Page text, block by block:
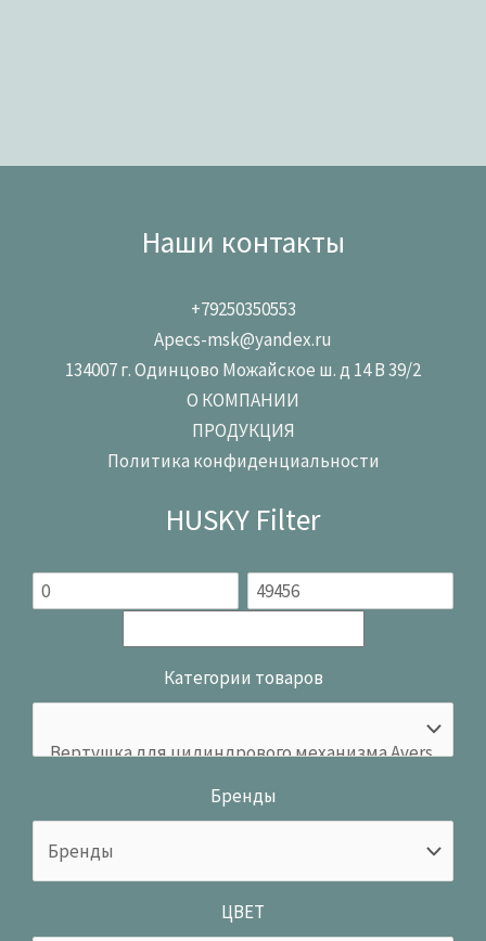
Наши контакты
+79250350553
Apecs-msk@yandex.ru
134007 г. Одинцово Можайское ш. д 14 В 39/2
О КОМПАНИИ
ПРОДУКЦИЯ
Политика конфиденциальности
HUSKY Filter
Категории товаров
Бренды
ЦВЕТ